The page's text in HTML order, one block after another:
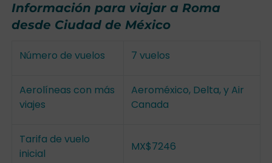
Información para viajar a Roma
desde Ciudad de México
Número de vuelos 7 vuelos
Aerolíneas con más
viajes
Aeroméxico, Delta, y Air
Canada
Tarifa de vuelo
inicial
MX$7246